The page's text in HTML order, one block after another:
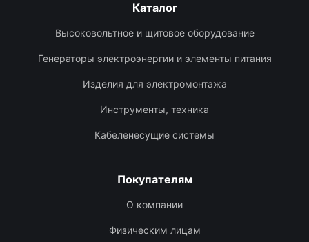
Каталог
Высоковольтное и щитовое оборудование
Генераторы электроэнергии и элементы питания
Изделия для электромонтажа
Инструменты, техника
Кабеленесущие системы
Покупателям
О компании
Физическим лицам